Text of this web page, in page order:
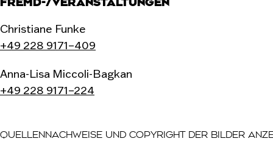
FREMD-/VERANSTALTUNGEN
Christiane Funke
+49 228 9171–409
Anna-Lisa Miccoli-Bagkan
+49 228 9171–224
Der Quellennachweis ist eine Liste mit Einträgen,
QUELLENNACHWEISE UND COPYRIGHT DER BILDER